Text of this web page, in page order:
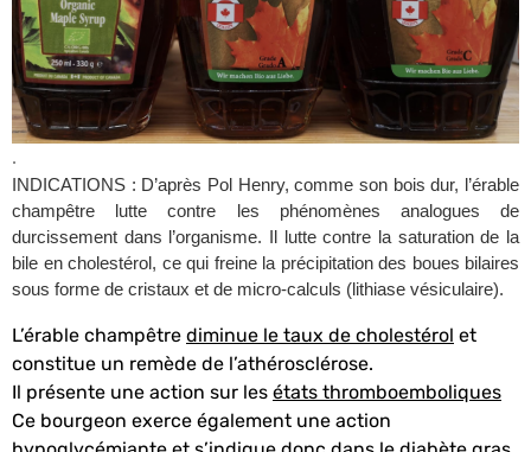
.
INDICATIONS : D’après Pol Henry, comme son bois dur, l’érable
champêtre lutte contre les phénomènes analogues de
durcissement dans l’organisme. Il lutte contre la saturation de la
bile en cholestérol, ce qui freine la précipitation des boues bilaires
sous forme de cristaux et de micro-calculs (lithiase vésiculaire).
L’érable champêtre diminue le taux de cholestérol et
constitue un remède de l’athérosclérose.
Il présente une action sur les états thromboemboliques
Ce bourgeon exerce également une action